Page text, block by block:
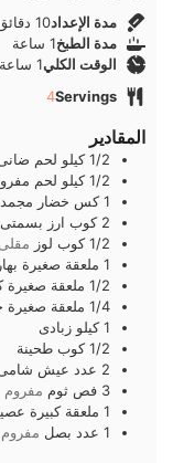
مدة الإعداد10دقائق
مدة الطبخ1ساعة
ساعة
الوقت الكلي1ساعة
ساعة
Servings
4
المقادير
1/2 كيلو لحم
1/2 كيلو لحم
1 كس خضار مجمد
2 كوب ارز بسمتى
1/2 كوب لوز مقلى
1 ملعقة صغيرة
1/2 ملعقة صغيرة
1/4 ملعقة صغيرة
1 كيلو زبادى
1/2 كوب طحينة
2 عدد عيش
3 فص ثوم مفروم
1 ملعقة كبيرة
1 عدد بصل مفروم